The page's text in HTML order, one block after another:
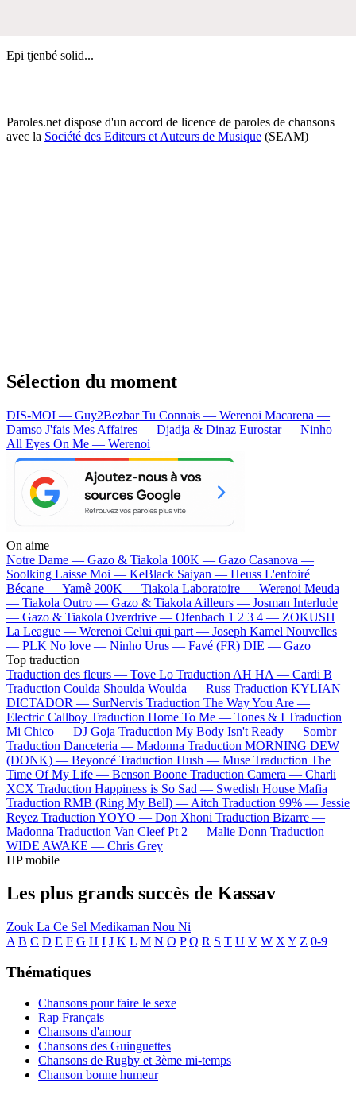
Epi tjenbé solid...
Paroles.net dispose d'un accord de licence de paroles de chansons
avec la Société des Editeurs et Auteurs de Musique (SEAM)
Sélection du moment
DIS-MOI — Guy2BezbarTu Connais — Werenoi Macarena —
Damso J'fais Mes Affaires — Djadja & Dinaz Eurostar — Ninho
All Eyes On Me — Werenoi
On aime
Notre Dame — Gazo & Tiakola 100K — Gazo Casanova —
Soolking Laisse Moi — KeBlack Saiyan — Heuss L'enfoiré
Bécane —Yamê 200K — Tiakola Laboratoire — Werenoi Meuda
— Tiakola Outro — Gazo & Tiakola Ailleurs — Josman Interlude
— Gazo & Tiakola Overdrive — Ofenbach 1 2 3 4 — ZOKUSH
La League — Werenoi Celui qui part — Joseph Kamel Nouvelles
— PLK No love — Ninho Urus — Favé (FR) DIE — Gazo
Top traduction
Traduction des fleurs — Tove Lo Traduction AH HA — Cardi B
Traduction Coulda Shoulda Woulda — Russ Traduction KYLIAN
DICTADOR — SurNervis Traduction The Way You Are —
Electric Callboy Traduction Home To Me — Tones & I Traduction
Mi Chico — DJ Goja Traduction My Body Isn't Ready — Sombr
Traduction Danceteria — Madonna Traduction MORNING DEW
(DONK) — Beyoncé Traduction Hush — Muse Traduction The
Time Of My Life — Benson Boone Traduction Camera — Charli
XCX Traduction Happiness is So Sad — Swedish House Mafia
Traduction RMB (Ring My Bell) — Aitch Traduction 99% — Jessie
Reyez Traduction YOYO — Don Xhoni Traduction Bizarre —
Madonna Traduction Van Cleef Pt 2 — Malie Donn Traduction
WIDE AWAKE — Chris Grey
HP mobile
Les plus grands succès de Kassav
Zouk La Ce Sel Medikaman Nou Ni
A B C D E F G H I J K L M N O P Q R S T U V W X Y Z 0-9
Thématiques
Chansons pour faire le sexe
Rap Français
Chansons d'amour
Chansons des Guinguettes
Chansons de Rugby et 3ème mi-temps
Chanson bonne humeur